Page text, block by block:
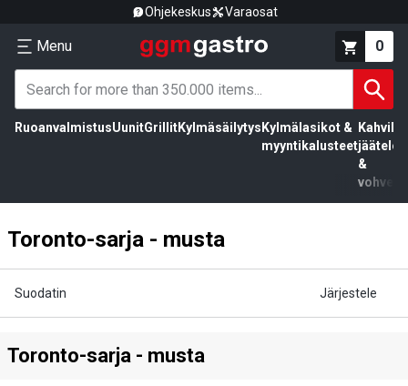
Ohjekeskus Varaosat
Menu 0
RuoanvalmistusUunitGrillitKylmäsäilytys Kylmälasikot &
myyntikalusteet
Kahvila,
jäätelö
&
vohvelit
Toronto-sarja - musta
Suodatin Järjestele
Toronto-sarja - musta